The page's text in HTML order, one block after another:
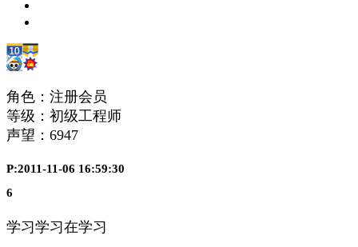
角色：注册会员
等级：初级工程师
声望： 6947
P:2011-11-06 16:59:30
6
学习学习在学习